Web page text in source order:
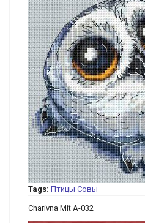
Tags: Птицы Совы
Charivna Mit A-032